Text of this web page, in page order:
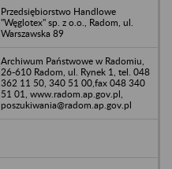
Przedsiębiorstwo Handlowe
"Węglotex" sp. z o.o., Radom, ul.
Warszawska 89
Archiwum Państwowe w Radomiu,
26-610 Radom, ul. Rynek 1, tel. 048
362 11 50, 340 51 00,fax 048 340
51 01, www.radom.ap.gov.pl,
poszukiwania@radom.ap.gov.pl